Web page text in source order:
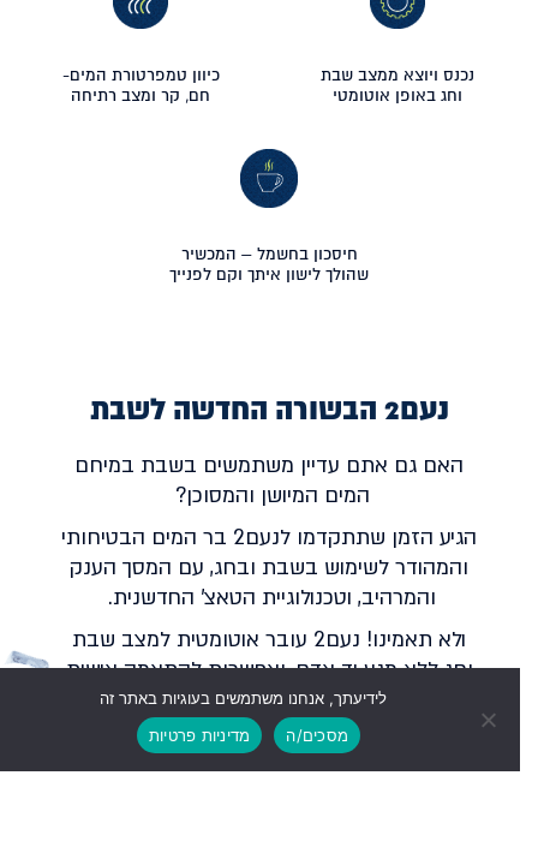
נכנס ויוצא ממצב שבת
וחג באופן אוטומטי
כיוון טמפרטורת המים-
חם, קר ומצב רתיחה
חיסכון בחשמל – המכשיר
שהולך לישון איתך וקם לפנייך
נעם2 הבשורה החדשה לשבת
האם גם אתם עדיין משתמשים בשבת במיחם
המים המיושן והמסוכן?
הגיע הזמן שתתקדמו לנעם2 בר המים הבטיחותי
והמהודר לשימוש בשבת ובחג, עם המסך הענק
והמרהיב, וטכנולוגיית הטאצ' החדשנית.
ולא תאמינו! נעם2 עובר אוטומטית למצב שבת
וחג ללא מגע יד אדם, ואפשרות להתאמה אישית
בטאצ' של טמפרטורת המים החמים, הקרים
ומצב הרתיחה.
גלילה
לראש
לידיעתך, אנחנו משתמשים בעוגיות באתר זה
מסכים/ה
מדיניות פרטיות